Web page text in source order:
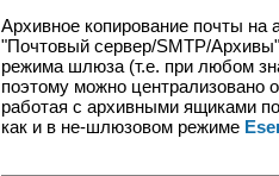
Архивное копирование почты на
"Почтовый сервер/SMTP/
режима шлюза (т.е. при любом
поэтому можно централизовано
работая с архивными ящиками
как и в не-шлюзовом режиме